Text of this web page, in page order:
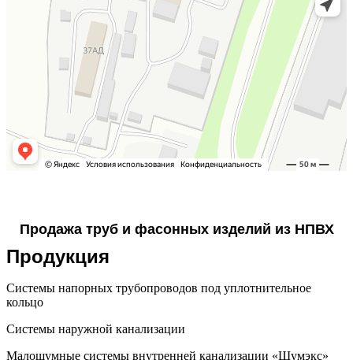
Продажа труб и фасонных изделий из НПВХ
Продукция
Системы напорных трубопроводов под уплотнительное
кольцо
Системы наружной канализации
Малошумные системы внутренней канализации «Шумэкс»